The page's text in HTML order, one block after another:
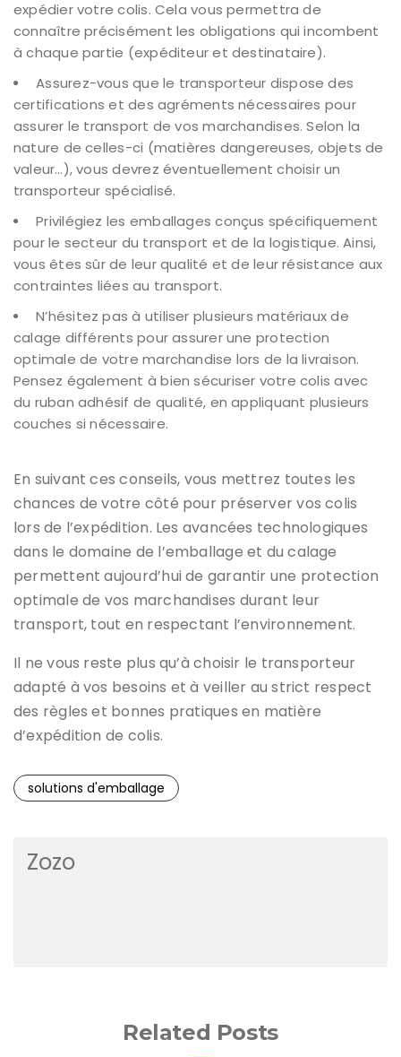
expédier votre colis. Cela vous permettra de
connaître précisément les obligations qui incombent
à chaque partie (expéditeur et destinataire).
Assurez-vous que le transporteur dispose des
certifications et des agréments nécessaires pour
assurer le transport de vos marchandises. Selon la
nature de celles-ci (matières dangereuses, objets de
valeur…), vous devrez éventuellement choisir un
transporteur spécialisé.
Privilégiez les emballages conçus spécifiquement
pour le secteur du transport et de la logistique. Ainsi,
vous êtes sûr de leur qualité et de leur résistance aux
contraintes liées au transport.
N’hésitez pas à utiliser plusieurs matériaux de
calage différents pour assurer une protection
optimale de votre marchandise lors de la livraison.
Pensez également à bien sécuriser votre colis avec
du ruban adhésif de qualité, en appliquant plusieurs
couches si nécessaire.
En suivant ces conseils, vous mettrez toutes les
chances de votre côté pour préserver vos colis
lors de l’expédition. Les avancées technologiques
dans le domaine de l’emballage et du calage
permettent aujourd’hui de garantir une protection
optimale de vos marchandises durant leur
transport, tout en respectant l’environnement.
Il ne vous reste plus qu’à choisir le transporteur
adapté à vos besoins et à veiller au strict respect
des règles et bonnes pratiques en matière
d’expédition de colis.
solutions d'emballage
Zozo
Related Posts